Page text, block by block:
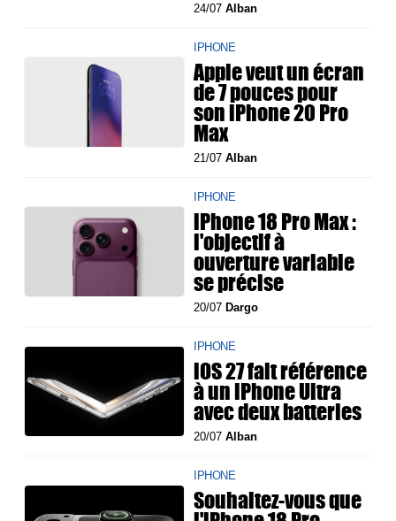
24/07Alban
IPHONE
Apple veut un écran
de 7 pouces pour
son iPhone 20 Pro
Max
21/07Alban
IPHONE
iPhone 18 Pro Max :
l'objectif à
ouverture variable
se précise
20/07 Dargo
IPHONE
iOS 27 fait référence
à un iPhone Ultra
avec deux batteries
20/07Alban
IPHONE
Souhaitez-vous que